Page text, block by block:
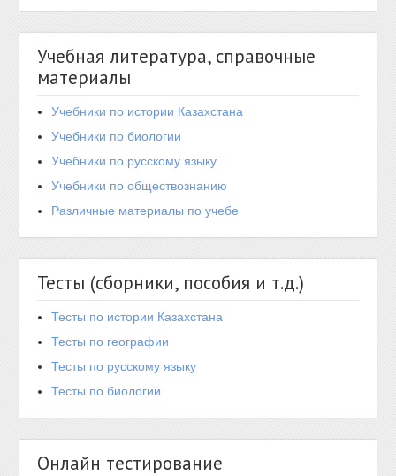
Учебная литература, справочные
материалы
Учебники по истории Казахстана
Учебники по биологии
Учебники по русскому языку
Учебники по обществознанию
Различные материалы по учебе
Тесты (сборники, пособия и т.д.)
Тесты по истории Казахстана
Тесты по географии
Тесты по русскому языку
Тесты по биологии
Онлайн тестирование